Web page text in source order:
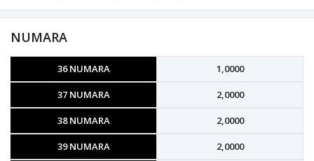
NUMARA
36 NUMARA 1,0000
37 NUMARA 2,0000
38 NUMARA 2,0000
39 NUMARA 2,0000